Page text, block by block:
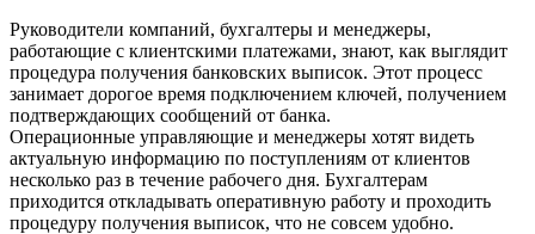
Руководители компаний, бухгалтеры и менеджеры,
работающие с клиентскими платежами, знают, как выглядит
процедура получения банковских выписок. Этот процесс
занимает дорогое время подключением ключей, получением
подтверждающих сообщений от банка.
Операционные управляющие и менеджеры хотят видеть
актуальную информацию по поступлениям от клиентов
несколько раз в течение рабочего дня. Бухгалтерам
приходится откладывать оперативную работу и проходить
процедуру получения выписок, что не совсем удобно.